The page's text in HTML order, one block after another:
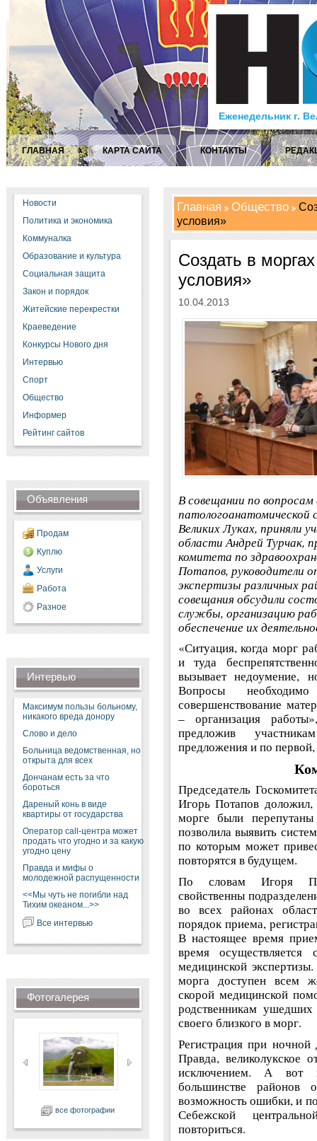
Еженедельник г.
ГЛАВНАЯ КАРТА САЙТА КОНТАКТЫ
Новости
Политика и экономика
Коммуналка
Образование и культура
Социальная защита
Закон и порядок
Житейские перекрестки
Краеведение
Конкурсы Нового дня
Интервью
Спорт
Общество
Информер
Рейтинг сайтов
Объявления
Продам
Куплю
Услуги
Работа
Разное
Интервью
Максимум пользы больному,
никакого вреда донору
Слово и дело
Больница ведомственная, но
открыта для всех
Дончанам есть за что
бороться
Дареный конь в виде
квартиры от государства
Оператор call-центра может
продать что угодно и за какую
угодно цену
Правда и мифы о
молодежной распущенности
<<Мы чуть не погибли над
Тихим океаном...>>
Все интервью
Фотогалерея
все фотографии
Главная Общество
условия»
Создать в
условия»
10.04.2013
В совещании по вопросам
Великих Луках, приняли
области Андрей Турчак,
комитета по
Потапов, руководители
экспертизы различных
совещания обсудили
службы, организацию
обеспечение их
«Ситуация, когда морг
и туда
вызывает недоумение,
Вопросы
совершенствование
– организация
предложив
предложения и по
Председатель
Игорь Потапов
морге были
позволила выявить
по которым может
повторятся в будущем.
По словам Игоря
свойственны
во всех районах
порядок приема,
В настоящее время
время осуществляется
медицинской
морга доступен всем
скорой медицинской
родственникам
своего близкого в морг.
Регистрация при ночной
Правда, великолукское
исключением. А вот
большинстве районов
возможность ошибки, и
Себежской
повториться.